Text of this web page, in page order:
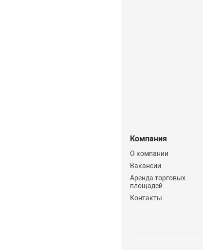
Компания
О компании
Вакансии
Аренда торговых
площадей
Контакты